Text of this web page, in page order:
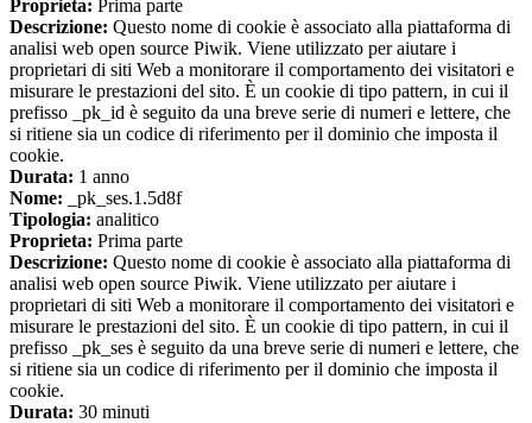
Proprieta: Prima parte
Descrizione: Questo nome di cookie è associato alla piattaforma di
analisi web open source Piwik. Viene utilizzato per aiutare i
proprietari di siti Web a monitorare il comportamento dei visitatori e
misurare le prestazioni del sito. È un cookie di tipo pattern, in cui il
prefisso _pk_id è seguito da una breve serie di numeri e lettere, che
si ritiene sia un codice di riferimento per il dominio che imposta il
cookie.
Durata: 1 anno
Nome: _pk_ses.1.5d8f
Tipologia: analitico
Proprieta: Prima parte
Descrizione: Questo nome di cookie è associato alla piattaforma di
analisi web open source Piwik. Viene utilizzato per aiutare i
proprietari di siti Web a monitorare il comportamento dei visitatori e
misurare le prestazioni del sito. È un cookie di tipo pattern, in cui il
prefisso _pk_ses è seguito da una breve serie di numeri e lettere, che
si ritiene sia un codice di riferimento per il dominio che imposta il
cookie.
Durata: 30 minuti